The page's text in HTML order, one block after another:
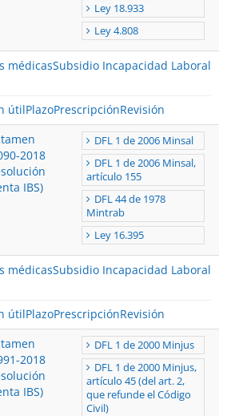
Ley 18.933
Ley 4.808
médicasSubsidio Incapacidad Laboral
útilPlazoPrescripciónRevisión
2018
IBS)
DFL 1 de 2006 Minsal
DFL 1 de 2006 Minsal,
artículo 155
DFL 44 de 1978
Mintrab
Ley 16.395
médicasSubsidio Incapacidad Laboral
útilPlazoPrescripciónRevisión
2018
IBS)
DFL 1 de 2000 Minjus
DFL 1 de 2000 Minjus,
artículo 45 (del art. 2,
que refunde el Código
Civil)